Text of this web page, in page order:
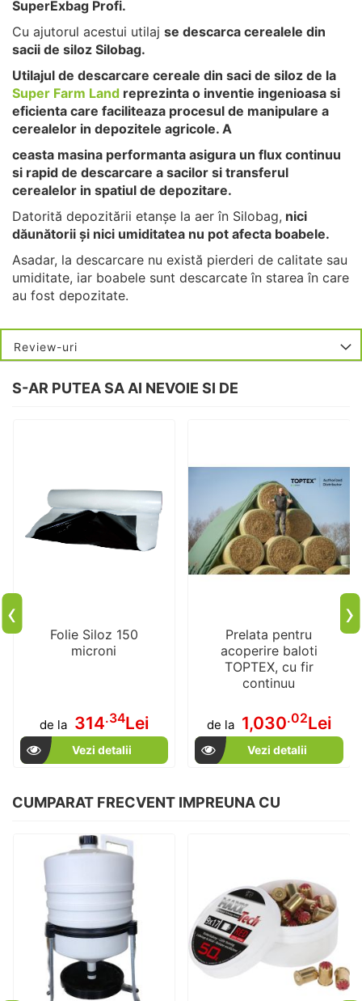
SuperExbag Profi.
Cu ajutorul acestui utilaj se descarca cerealele din
sacii de siloz Silobag.
Utilajul de descarcare cereale din saci de siloz de la
Super Farm Land reprezinta o inventie ingenioasa si
eficienta care faciliteaza procesul de manipulare a
cerealelor in depozitele agricole. A
ceasta masina performanta asigura un flux continuu
si rapid de descarcare a sacilor si transferul
cerealelor in spatiul de depozitare.
Datorită depozitării etanșe la aer în Silobag, nici
dăunătorii și nici umiditatea nu pot afecta boabele.
Asadar, la descarcare nu există pierderi de calitate sau
umiditate, iar boabele sunt descarcate în starea în care
au fost depozitate.
Review-uri
S-AR PUTEA SA AI NEVOIE SI DE
Folie Siloz 150
microni
de la 314.34Lei
Vezi detalii
Prelata pentru
acoperire baloti
TOPTEX, cu fir
continuu
de la 1,030.02Lei
Vezi detalii
‹ ›
CUMPARAT FRECVENT IMPREUNA CU